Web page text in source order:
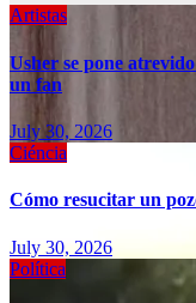
Artistas
Usher se pone
un fan
July 30, 2026
Ciéncia
Cómo resucitar un
July 30, 2026
Política